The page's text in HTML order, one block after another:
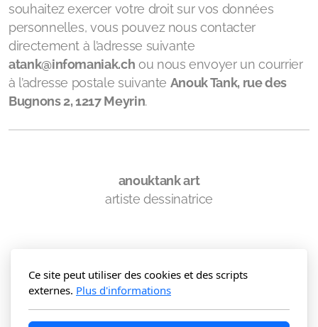
souhaitez exercer votre droit sur vos données
personnelles, vous pouvez nous contacter
directement à l’adresse suivante
atank@infomaniak.ch ou nous envoyer un courrier
à l’adresse postale suivante Anouk Tank, rue des
Bugnons 2, 1217 Meyrin.
anouktank art
artiste dessinatrice
contact conditions utilisation
confidentialité
Ce site peut utiliser des cookies et des scripts
externes. Plus d'informations